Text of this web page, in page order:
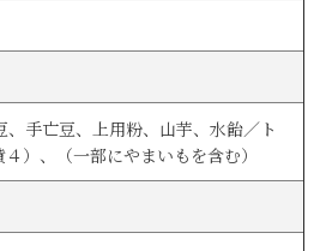
手亡豆、上用粉、山芋、水飴／ト
）、（一部にやまいもを含む）